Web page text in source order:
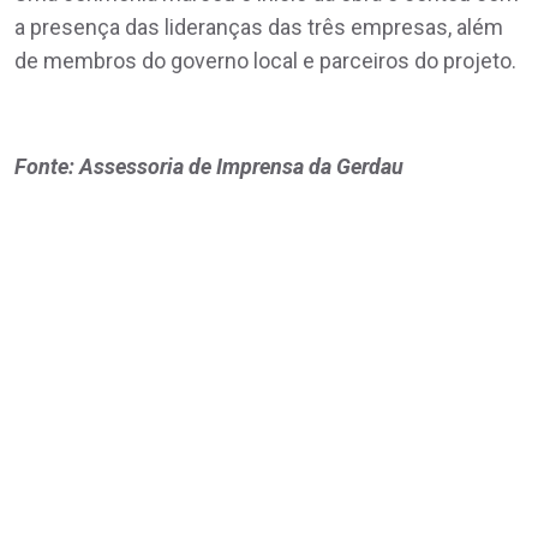
a presença das lideranças das três empresas, além
de membros do governo local e parceiros do projeto.
Fonte: Assessoria de Imprensa da Gerdau